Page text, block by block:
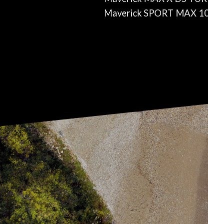
Maverick SPORT MAX